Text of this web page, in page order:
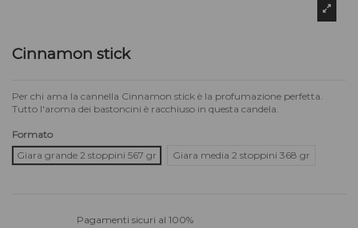
Cinnamon stick
Per chi ama la cannella Cinnamon stick è la profumazione perfetta.
Tutto l'aroma dei bastoncini è racchiuso in questa candela.
Formato
Giara grande 2 stoppini 567 gr
Giara media 2 stoppini 368 gr
Pagamenti sicuri al 100%